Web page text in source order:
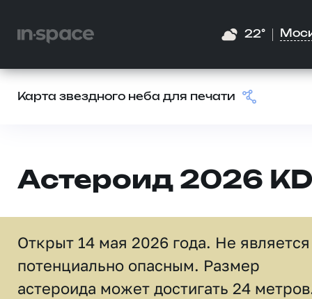
22°
Карта звездного неба для печати
Астероид 2026
Открыт 14 мая 2026 года. Не является
потенциально опасным. Размер
астероида может достигать 24